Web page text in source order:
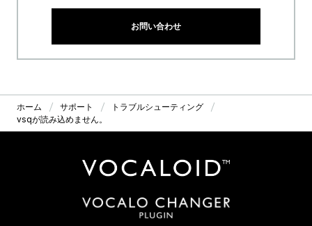
お問い合わせ
ホーム サポート
トラブルシューティング
vsqが読み込めません。